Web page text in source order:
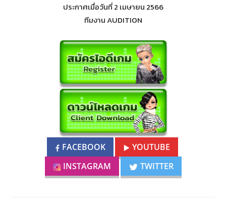
ประกาศเมื่อวันที่ 2 เมษายน 2566
ทีมงาน AUDITION
FACEBOOK
YOUTUBE
INSTAGRAM
TWITTER